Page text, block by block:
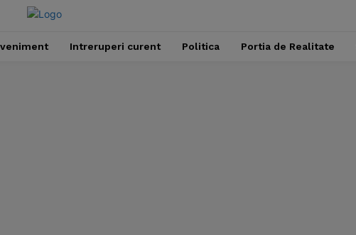
Intreruperi curent Politica Portia de Realitate